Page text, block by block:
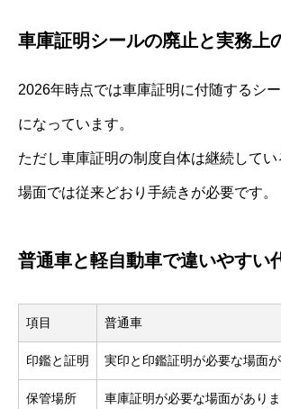
車庫証明シールの廃止と実務上
2026年時点では車庫証明に付随するシ
になっています。
ただし車庫証明の制度自体は継続して
場面では従来どおり手続きが必要です。
普通車と軽自動車で違いやすい
項目 普通車
印鑑と証明 実印と印鑑証明が必要な場面が
保管場所 車庫証明が必要な場面がありま